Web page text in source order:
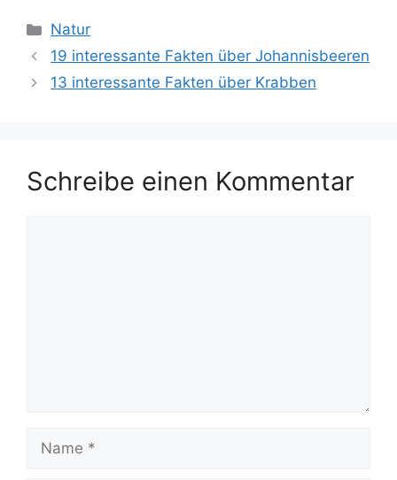
Kategorien
Natur
19 interessante Fakten über Johannisbeeren
13 interessante Fakten über Krabben
Schreibe einen Kommentar
Name